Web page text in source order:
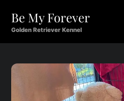
content
Be My Forever
Golden Retriever Kennel